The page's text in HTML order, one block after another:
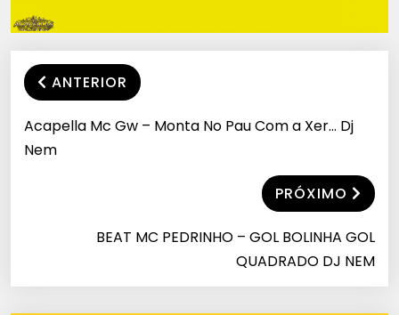
ANTERIOR
Acapella Mc Gw – Monta No Pau Com a Xer… Dj
Nem
PRÓXIMO
BEAT MC PEDRINHO – GOL BOLINHA GOL
QUADRADO DJ NEM